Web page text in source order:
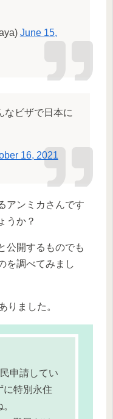
June 15,
なビザで日本に
16, 2021
アンミカさんです
うか？
公開するものでも
を調べてみまし
りました。
申請してい
に特別永住